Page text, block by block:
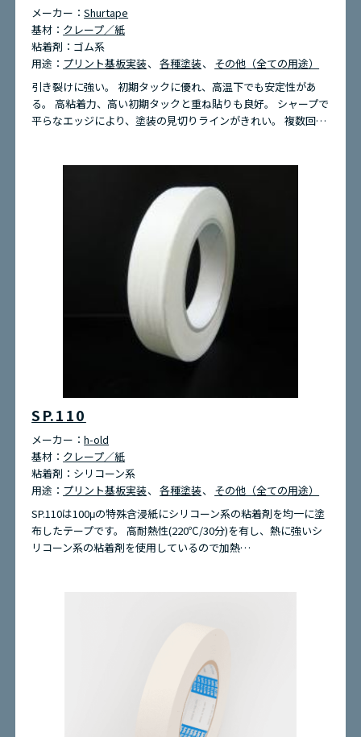
メーカー：Shurtape
基材： クレープ／紙
粘着剤： ゴム系
用途： プリント基板実装 各種塗装
その他（全ての用途）
引き裂けに強い。 初期タックに優れ、高温下でも安定性があ
る。 高粘着力、高い初期タックと重ね貼りも良好。 シャープで
平らなエッジにより、塗装の見切りラインがきれい。 複数回…
SP.110
メーカー：h-old
基材： クレープ／紙
粘着剤： シリコーン系
用途： プリント基板実装 各種塗装
その他（全ての用途）
SP.110は100μの特殊含浸紙にシリコーン系の粘着剤を均一に塗
布したテープです。 高耐熱性(220℃/30分)を有し、熱に強いシ
リコーン系の粘着剤を使用しているので加熱…